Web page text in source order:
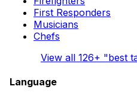
First Responders
Musicians
Chefs
View all 126+ "best
Language